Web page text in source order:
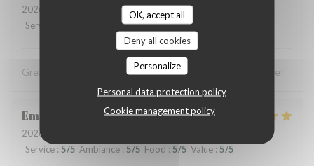
OK, accept all
Deny all cookies
Personalize
Personal data protection policy
Cookie management policy
2026-07-03
- 13:00 - Guests 4
Service
:5/5 Food:5/5 Value
Great food, friendly and welcoming staff. Lovely experience!
Emmanuel
2026-07-04
Service : 5/5 Ambiance : 5/5 Food : 5/5 Value : 5/5